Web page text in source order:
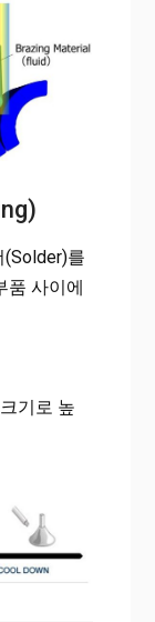
를 사용한 레
를
품 사이에
기로 높